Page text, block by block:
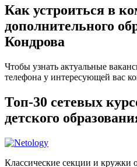
Как устроиться в
дополнительного
Кондрова
Чтобы узнать актуальные
телефона у интересующей вас
Топ-30 сетевых
детского
Классические секции и кружки